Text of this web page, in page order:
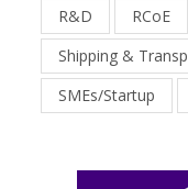
R&D
RCoE
Shipping &
SMEs/Startup